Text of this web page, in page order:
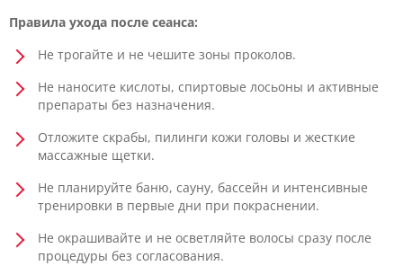
Правила ухода после сеанса:
Не трогайте и не чешите зоны проколов.
Не наносите кислоты, спиртовые лосьоны и активные
препараты без назначения.
Отложите скрабы, пилинги кожи головы и жесткие
массажные щетки.
Не планируйте баню, сауну, бассейн и интенсивные
тренировки в первые дни при покраснении.
Не окрашивайте и не осветляйте волосы сразу после
процедуры без согласования.